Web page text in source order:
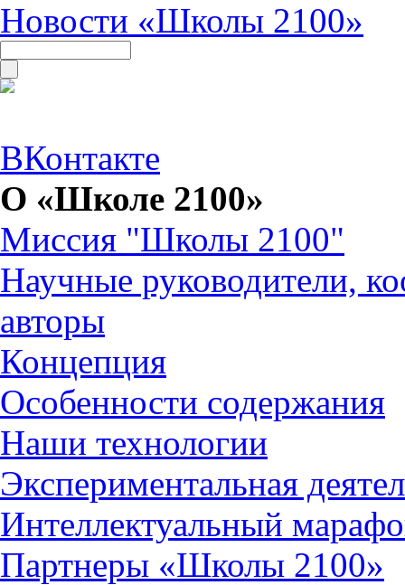
Новости «Школы 2100»
ВКонтакте
О «Школе 2100»
Миссия "Школы 2100"
Научные руководители,
авторы
Концепция
Особенности содержания
Наши технологии
Экспериментальная
Интеллектуальный
Партнеры «Школы 2100»